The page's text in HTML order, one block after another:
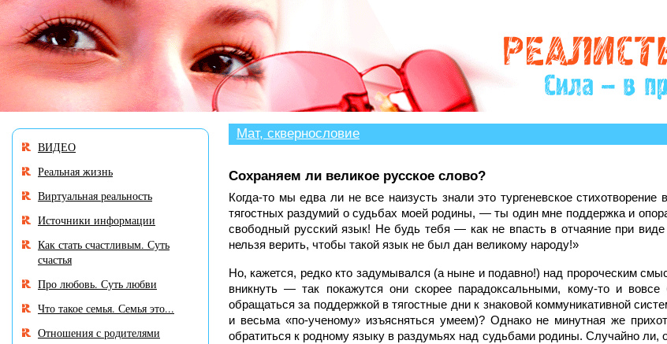
В
разделе
«Нужен
совет?»
много
историй,
авторы
которых
остро
нуждаются
Вашем
участии
совете.
Мат, сквернословие
Сохраняем ли великое русское слово?
Когда-то мы едва ли не все наизусть знали это тургеневское
тягостных раздумий о судьбах моей родины, — ты один мне поддержка и
свободный русский язык! Не будь тебя — как не впасть в отчаяние при
нельзя верить, чтобы такой язык не был дан великому народу!»
Но, кажется, редко кто задумывался (а ныне и подавно!) над пророческим
вникнуть — так покажутся они скорее парадоксальными, кому-то и
обращаться за поддержкой в тягостные дни к знаковой коммуникативной
и весьма «по-ученому» изъясняться умеем)? Однако не минутная же
обратиться к родному языку в раздумьях над судьбами родины. Случайно ли,
ВИДЕО
Реальная жизнь
Виртуальная реальность
Источники информации
Как стать счастливым. Суть
счастья
Про любовь. Суть любви
Что такое семья. Семья это...
Отношения с родителями